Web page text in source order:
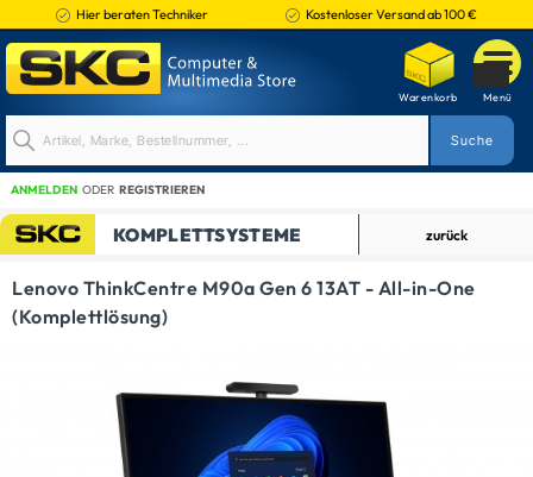
Hier beraten Techniker Kostenloser Versand ab 100 €
ANMELDEN ODER REGISTRIEREN
KOMPLETTSYSTEME zurück
Lenovo ThinkCentre M90a Gen 6 13AT - All-in-One
(Komplettlösung)